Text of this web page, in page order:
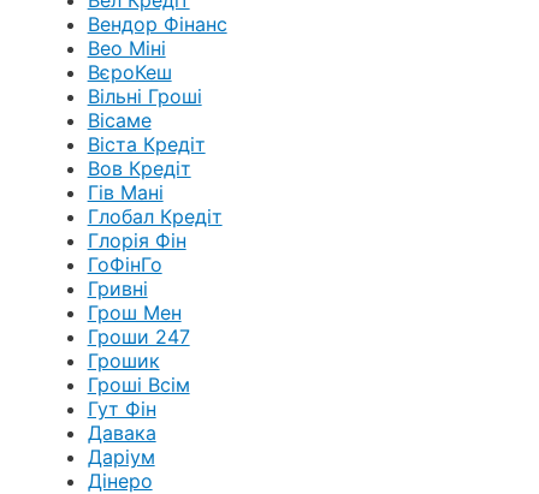
Вендор Фінанс
Вео Міні
ВєроКеш
Вільні Гроші
Вісаме
Віста Кредіт
Вов Кредіт
Гів Мані
Глобал Кредіт
Глорія Фін
ГоФінГо
Гривні
Грош Мен
Гроши 247
Грошик
Гроші Всім
Гут Фін
Давака
Даріум
Дінеро